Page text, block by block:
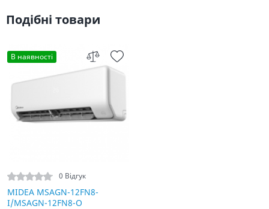
Подібні товари
В наявності
0 Відгук
MIDEA MSAGN-12FN8-
I/MSAGN-12FN8-O